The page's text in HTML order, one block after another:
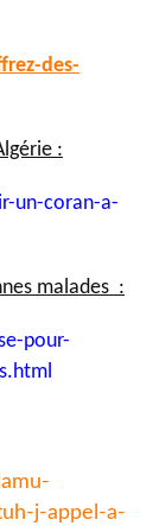
des-
:
un-coran-a-
malades :
pour-
j-appel-a-